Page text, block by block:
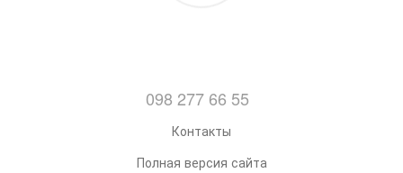
098 277 66 55
Контакты
Полная версия сайта